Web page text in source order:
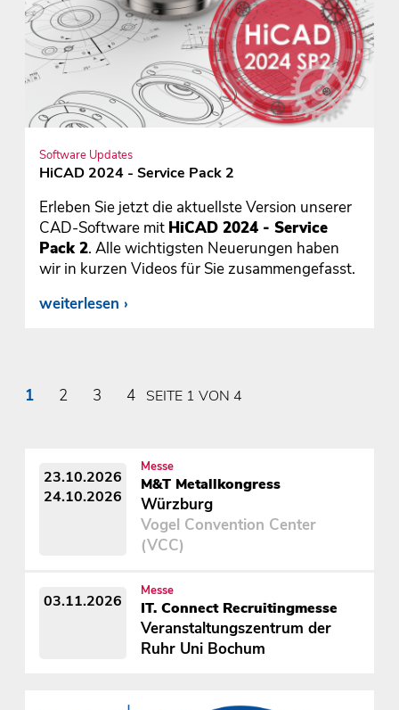
Software Updates
HiCAD 2024 - Service Pack 2
Erleben Sie jetzt die aktuellste Version unserer
CAD-Software mit HiCAD 2024 - Service
Pack 2. Alle wichtigsten Neuerungen haben
wir in kurzen Videos für Sie zusammengefasst.
weiterlesen
1 2 3 4 SEITE 1 VON 4
23.10.2026
24.10.2026
Messe
M&T Metallkongress
Würzburg
Vogel Convention Center
(VCC)
03.11.2026
Messe
IT. Connect Recruitingmesse
Veranstaltungszentrum der
Ruhr Uni Bochum